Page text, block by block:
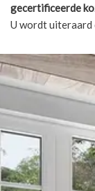
gecertificeerde
U wordt uiteraard